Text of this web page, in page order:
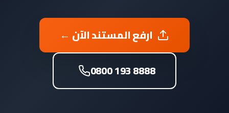
ارفع المستند الآن ←
0800 193 8888